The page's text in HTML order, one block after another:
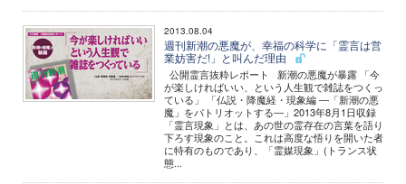
2013.08.04
週刊新潮の悪魔が、幸福の科学に「霊言は営
業妨害だ!」と叫んだ理由
公開霊言抜粋レポート 新潮の悪魔が暴露 「今
が楽しければいい、という人生観で雑誌をつくっ
ている」 「仏説・降魔経・現象編 ―「新潮の悪
魔」をパトリオットする―」2013年8月1日収録
「霊言現象」とは、あの世の霊存在の言葉を語り
下ろす現象のこと。これは高度な悟りを開いた者
に特有のものであり、「霊媒現象」(トランス状
態...